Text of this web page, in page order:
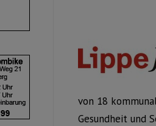
von 18
Gesundheit und